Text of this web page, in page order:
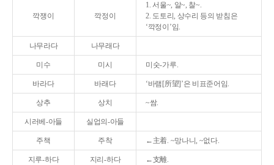
깍쟁이 깍정이
1. 서울~, 알~, 찰~.
2. 도토리, 상수리 등의 받침은
‘깍정이’임.
나무라다 나무래다
미수 미시 미숫-가루.
바라다 바래다 ‘바램[所望]’은 비표준어임.
상추 상치 ~쌈.
시러베-아들 실업의-아들
주책 주착 ←主着. ~망나니, ~없다.
지루-하다 지리-하다 ←支離.